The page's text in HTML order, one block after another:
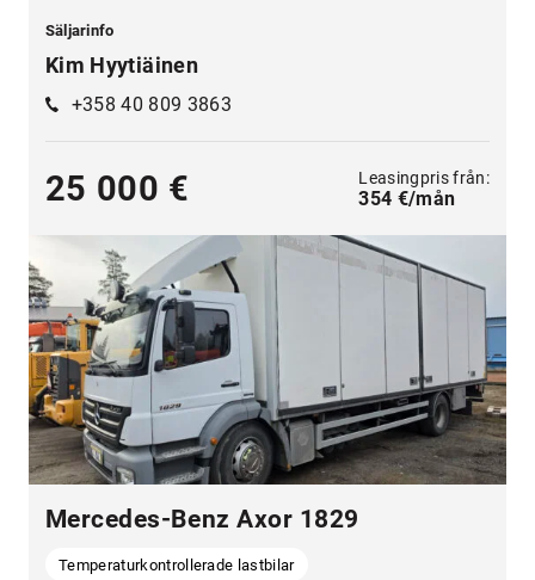
Säljarinfo
Kim Hyytiäinen
+358 40 809 3863
25 000 € Leasingpris från:
354 €/mån
Mercedes-Benz Axor 1829
Temperaturkontrollerade lastbilar